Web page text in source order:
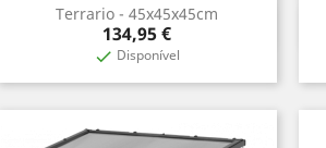
Terrario - 45x45x45cm
Prix
134,95 €
 Disponível
Aperçu rapide